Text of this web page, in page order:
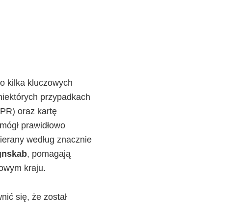
kilka kluczowych
przypadkach
oraz kartę
prawidłowo
według znacznie
, pomagają
kraju.
się, że został